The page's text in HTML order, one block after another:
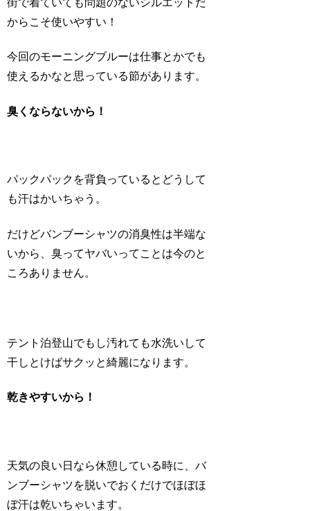
街で着ていても問題のないシルエットだ
からこそ使いやすい！
今回のモーニングブルーは仕事とかでも
使えるかなと思っている節があります。
臭くならないから！
パックパックを背負っているとどうして
も汗はかいちゃう。
だけどバンブーシャツの消臭性は半端な
いから、臭ってヤバいってことは今のと
ころありません。
テント泊登山でもし汚れても水洗いして
干しとけばサクッと綺麗になります。
乾きやすいから！
天気の良い日なら休憩している時に、バ
ンブーシャツを脱いでおくだけでほぼほ
ぼ汗は乾いちゃいます。